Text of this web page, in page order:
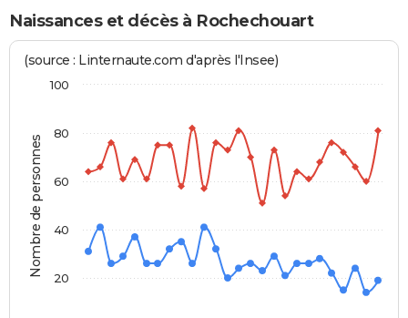
Naissances et décès à Rochechouart
Nombre de personnes
(source : Linternaute.com d'après l'Insee)
20
40
60
80
100